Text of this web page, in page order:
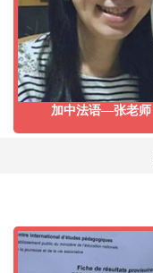
加中法语—张老师